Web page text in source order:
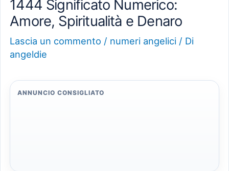
1444 Significato Numerico:
Amore, Spiritualità e Denaro
Lascia un commento / numeri angelici / Di
angeldie
ANNUNCIO CONSIGLIATO